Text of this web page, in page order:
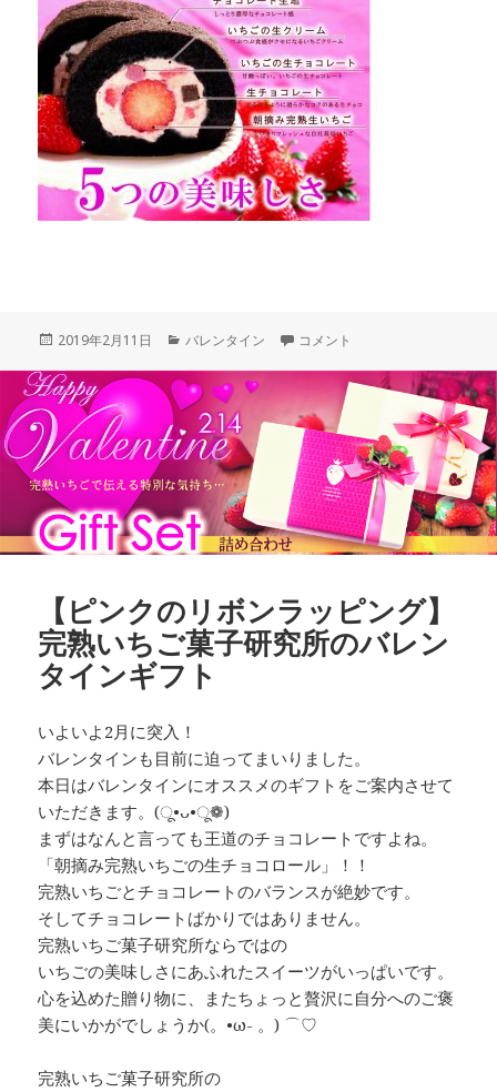
投
日:
2019年2月11日
カ
ゴ
リ
ー
バレンタイン 【まだ間に合う！】朝摘み完熟
コメント
【ピンクのリボンラッピング】
完熟いちご菓子研究所のバレン
タインギフト
いよいよ2月に突入！
バレンタインも目前に迫ってまいりました。
本日はバレンタインにオススメのギフトをご案内させて
いただきます。(ू•ᴗ•ू❁)
まずはなんと言っても王道のチョコレートですよね。
「朝摘み完熟いちごの生チョコロール」！！
完熟いちごとチョコレートのバランスが絶妙です。
そしてチョコレートばかりではありません。
完熟いちご菓子研究所ならではの
いちごの美味しさにあふれたスイーツがいっぱいです。
心を込めた贈り物に、またちょっと贅沢に自分へのご褒
美にいかがでしょうか(。•ω- 。) ⌒♡
完熟いちご菓子研究所の